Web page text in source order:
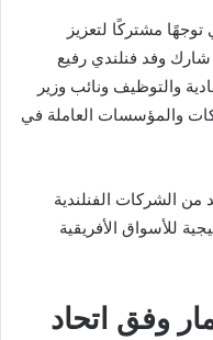
مشتركًا لتعزيز
وفد فنلندي رفيع
والتوظيف ونائب وزير
والمؤسسات العاملة في
الشركات الفنلندية
للأسواق الأفريقية
وفق اتحاد